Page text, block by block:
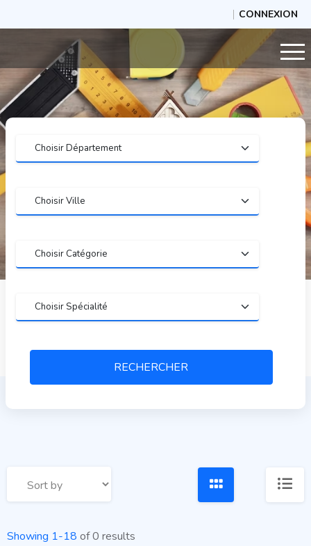
CONNEXION
Hotel Listing With Map
RECHERCHER
Showing 1-18 of 0 results